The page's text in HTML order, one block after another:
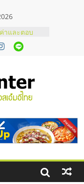
ทยที่ไหนดี?
าและตอบ
หารสถานี
อนนี่
พร้อม
ง